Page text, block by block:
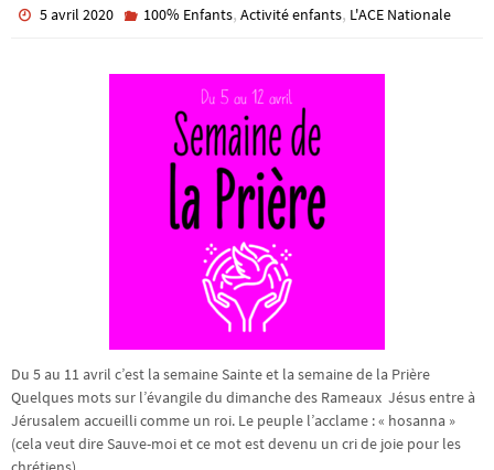
5 avril 2020 100% Enfants, Activité enfants, L'ACE Nationale
Du 5 au 11 avril c’est la semaine Sainte et la semaine de la Prière
Quelques mots sur l’évangile du dimanche des Rameaux Jésus entre à
Jérusalem accueilli comme un roi. Le peuple l’acclame : « hosanna »
(cela veut dire Sauve-moi et ce mot est devenu un cri de joie pour les